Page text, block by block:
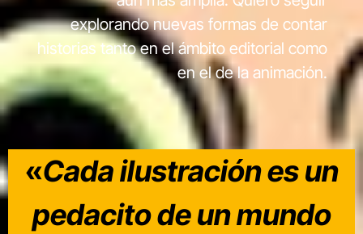
explorando nuevas formas de contar
historias tanto en el ámbito editorial como
en el de la animación.
«Cada ilustración es un
pedacito de un mundo